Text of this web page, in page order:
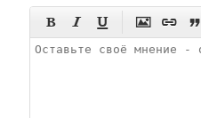
     